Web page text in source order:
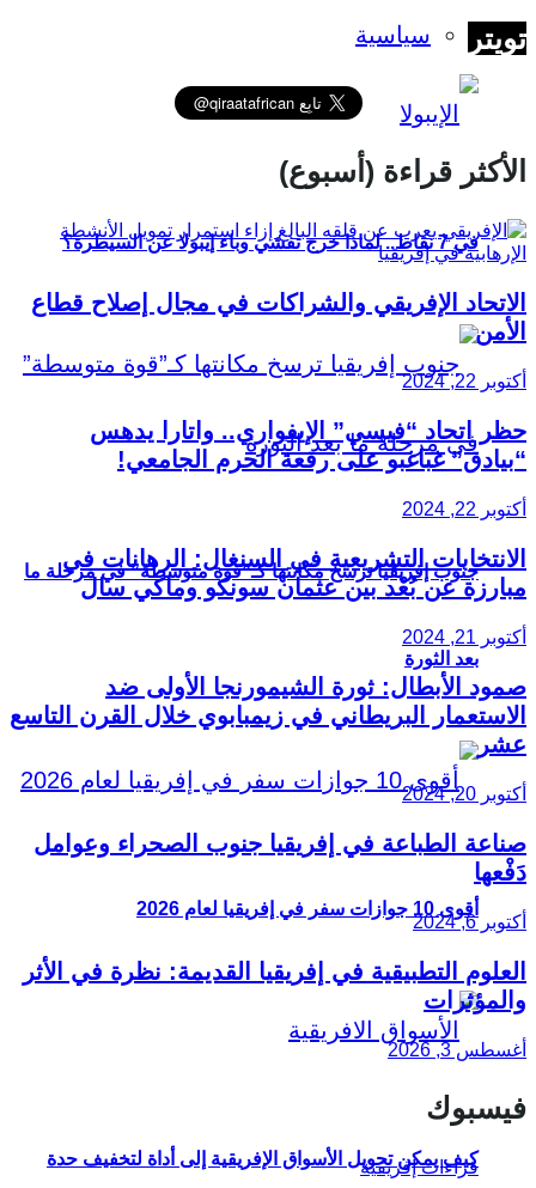
سياسية
في 7 نقاط.. لماذا خرج تفشي وباء إيبولا عن السيطرة؟
جنوب إفريقيا ترسخ مكانتها كـ”قوة متوسطة” في مرحلة ما
بعد الثورة
أقوى 10 جوازات سفر في إفريقيا لعام 2026
كيف يمكن تحويل الأسواق الإفريقية إلى أداة لتخفيف حدة
تويتر
الأكثر قراءة (أسبوع)
الاتحاد الإفريقي والشراكات في مجال إصلاح قطاع
الأمن
أكتوبر 22, 2024
حظر اتحاد “فيسي” الإيفواري.. واتارا يدهس
“بيادق” غباغبو على رقعة الحرم الجامعي!
أكتوبر 22, 2024
الانتخابات التشريعية في السنغال: الرهانات في
مبارزة عن بُعْد بين عثمان سونكو وماكي سال
أكتوبر 21, 2024
صمود الأبطال: ثورة الشيمورنجا الأولى ضد
الاستعمار البريطاني في زيمبابوي خلال القرن التاسع
عشر
أكتوبر 20, 2024
صناعة الطباعة في إفريقيا جنوب الصحراء وعوامل
دَفْعها
أكتوبر 6, 2024
العلوم التطبيقية في إفريقيا القديمة: نظرة في الأثر
والمؤثرات
أغسطس 3, 2026
فيسبوك